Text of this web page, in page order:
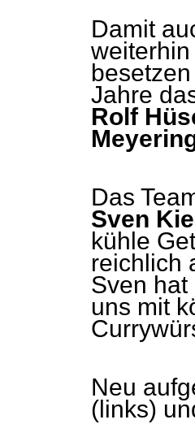
Damit
Jahre
Rolf
Das
Sven
kühle
reichlich
Sven
uns mit
Neu
(links)